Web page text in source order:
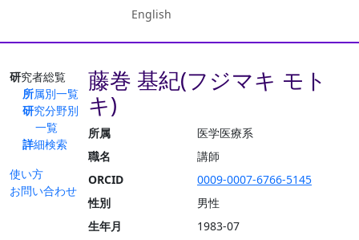
English
研究者総覧
所属別一覧
研究分野別
一覧
詳細検索
使い方
お問い合わせ
藤巻 基紀(フジマキ モト
キ)
所属
医学医療系
職名
講師
ORCID
0009-0007-6766-5145
性別
男性
生年月
1983-07